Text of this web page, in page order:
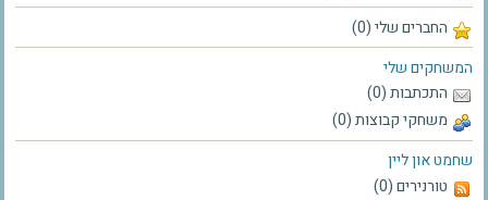
החברים שלי (0)
המשחקים שלי
התכתבות (0)
משחקי קבוצות (0)
שחמט און ליין
טורנירים (0)